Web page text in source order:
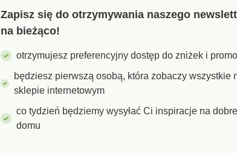
Zestaw do
serwowania 3
porcelanowe miski z
uchwytami
Podstawka
bambusowa
Zapisz się do otrzymywania naszego
na bieżąco!
otrzymujesz preferencyjny dostęp do zniżek i
będziesz pierwszą osobą, która zobaczy wszystkie
sklepie internetowym
co tydzień będziemy wysyłać Ci inspiracje na
domu